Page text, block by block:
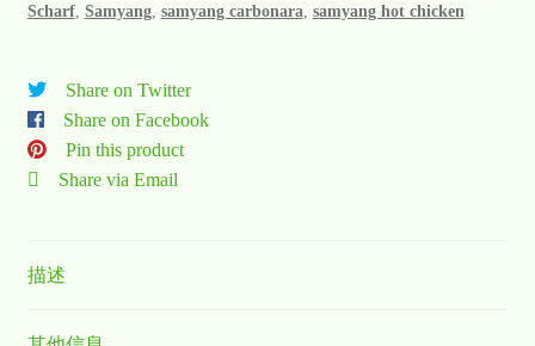
Scharf, Samyang, samyang carbonara samyang hot chicken
Share on Twitter
Share on Facebook
Pin this product
Share via Email
描述